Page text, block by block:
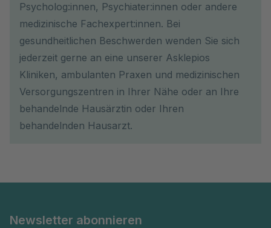
Psycholog:innen, Psychiater:innen oder andere
medizinische Fachexpert:innen. Bei
gesundheitlichen Beschwerden wenden Sie sich
jederzeit gerne an eine unserer Asklepios
Kliniken, ambulanten Praxen und medizinischen
Versorgungszentren in Ihrer Nähe oder an Ihre
behandelnde Hausärztin oder Ihren
behandelnden Hausarzt.
Newsletter abonnieren